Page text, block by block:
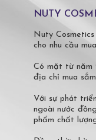
NUTY
Nuty
cho nhu cầu
Có mặt từ năm
địa chỉ mua
Với sự phát
ngoài nước
phẩm chất